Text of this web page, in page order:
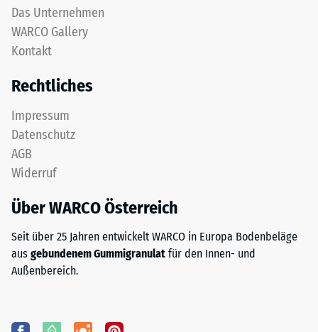
Das Unternehmen
WARCO Gallery
Kontakt
Rechtliches
Impressum
Datenschutz
AGB
Widerruf
Über WARCO Österreich
Seit über 25 Jahren entwickelt WARCO in Europa Bodenbeläge
aus gebundenem Gummigranulat für den Innen- und
Außenbereich.